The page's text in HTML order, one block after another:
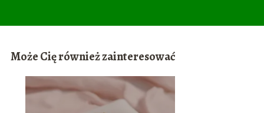
Może Cię również zainteresować